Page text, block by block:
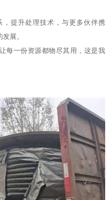
提升处理技术，与更多伙伴携
展。
每一份资源都物尽其用，这是我